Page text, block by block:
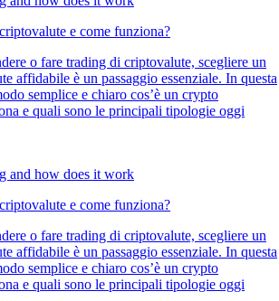
e come funziona?
o fare trading di criptovalute, scegliere un
affidabile è un passaggio essenziale. In questa
semplice e chiaro cos’è un crypto
e quali sono le principali tipologie oggi
e come funziona?
o fare trading di criptovalute, scegliere un
affidabile è un passaggio essenziale. In questa
semplice e chiaro cos’è un crypto
e quali sono le principali tipologie oggi